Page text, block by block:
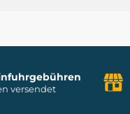
versendet